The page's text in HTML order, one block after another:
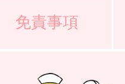
免責事項